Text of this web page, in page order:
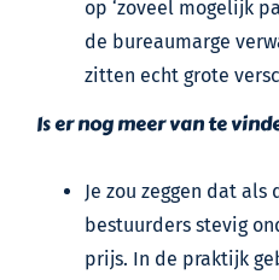
op ‘zoveel mogelijk
de bureaumarge
zitten echt grote
Is er nog meer van te
Je zou zeggen dat
bestuurders stevig
prijs. In de praktijk